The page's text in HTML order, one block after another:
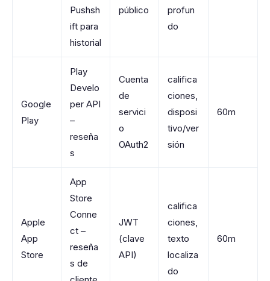
Pushsh
ift para
historial
público
profun
do
Google
Play
Play
Develo
per API
–
reseña
s
Cuenta
de
servici
o
OAuth2
califica
ciones,
disposi
tivo/ver
sión
60m
Apple
App
Store
App
Store
Conne
ct –
reseña
s de
JWT
(clave
API)
califica
ciones,
texto
localiza
do
60m